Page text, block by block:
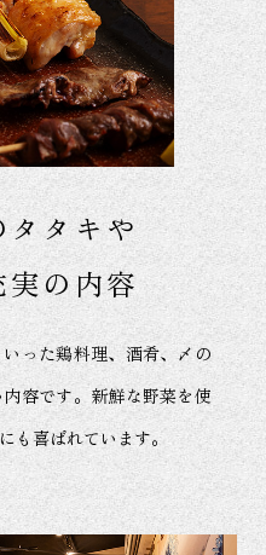
タタキや
の内容
った鶏料理、酒肴、〆の
容です。新鮮な野菜を使
も喜ばれています。